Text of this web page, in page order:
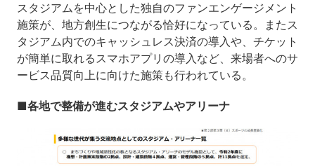
スタジアムを中心とした独自のファンエンゲージメント
施策が、地方創生につながる恰好になっている。またス
タジアム内でのキャッシュレス決済の導入や、チケット
が簡単に取れるスマホアプリの導入など、来場者へのサ
ービス品質向上に向けた施策も行われている。
■各地で整備が進むスタジアムやアリーナ